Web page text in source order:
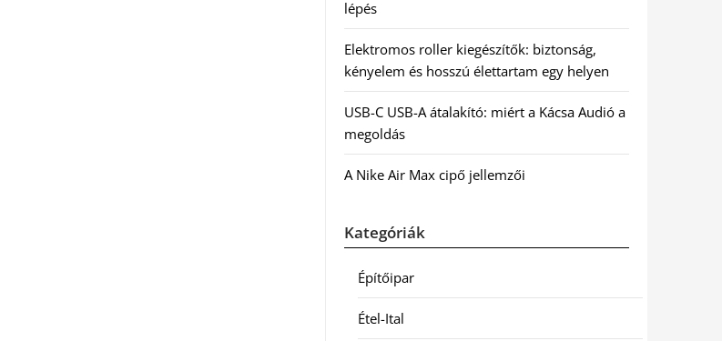
lépés
Elektromos roller kiegészítők: biztonság,
kényelem és hosszú élettartam egy helyen
USB-C USB-A átalakító: miért a Kácsa Audió a
megoldás
A Nike Air Max cipő jellemzői
Kategóriák
Építőipar
Étel-Ital